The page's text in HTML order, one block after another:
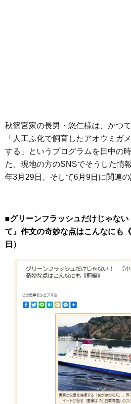
秋篠宮家の長男・悠仁様は、かつ
「人工ふ化で飼育したアオウミガ
する」というプログラムを日中の
た。現地の方のSNSでそうした情
年3月29日、そして6月9日に関連の
■グリーンフラッシュだけじゃな
て』作文の奇妙な点はこんなにも
日）